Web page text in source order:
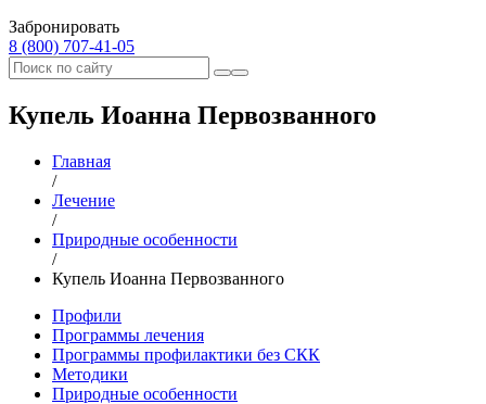
Забронировать
8 (800) 707‑41‑05
Купель Иоанна Первозванного
Главная
/
Лечение
/
Природные особенности
/
Купель Иоанна Первозванного
Профили
Программы лечения
Программы профилактики без СКК
Методики
Природные особенности